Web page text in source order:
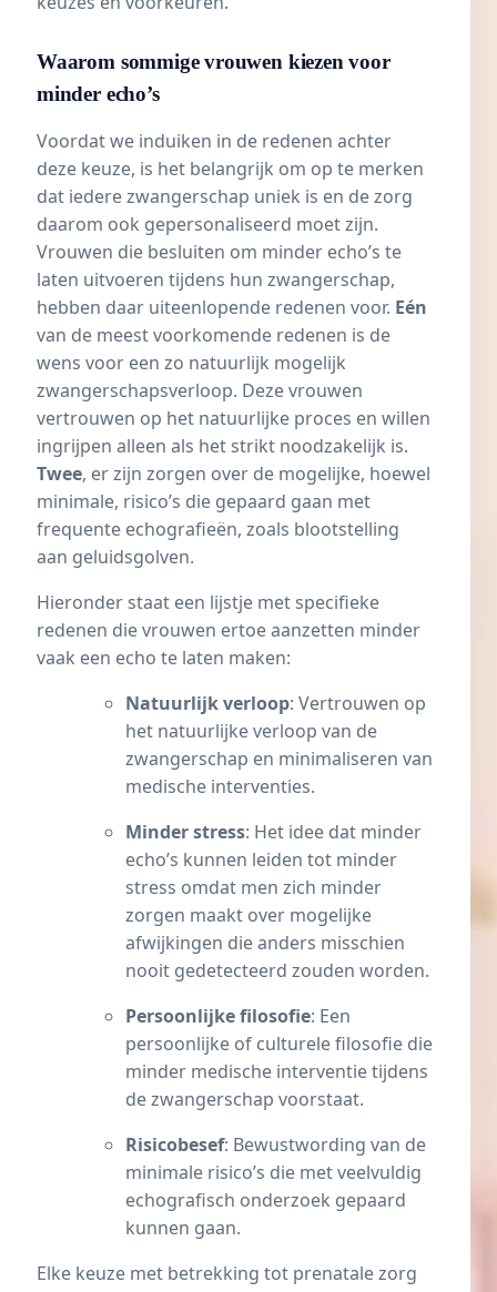
Waarom sommige vrouwen kiezen voor
minder echo’s
Voordat we induiken in de redenen achter
deze keuze, is het belangrijk om op te merken
dat iedere zwangerschap uniek is en de zorg
daarom ook gepersonaliseerd moet zijn.
Vrouwen die besluiten om minder echo’s te
laten uitvoeren tijdens hun zwangerschap,
hebben daar uiteenlopende redenen voor. Eén
van de meest voorkomende redenen is de
wens voor een zo natuurlijk mogelijk
zwangerschapsverloop. Deze vrouwen
vertrouwen op het natuurlijke proces en willen
ingrijpen alleen als het strikt noodzakelijk is.
Twee, er zijn zorgen over de mogelijke, hoewel
minimale, risico’s die gepaard gaan met
frequente echografieën, zoals blootstelling
aan geluidsgolven.
Hieronder staat een lijstje met specifieke
redenen die vrouwen ertoe aanzetten minder
vaak een echo te laten maken:
Natuurlijk verloop: Vertrouwen op
het natuurlijke verloop van de
zwangerschap en minimaliseren van
medische interventies.
Minder stress: Het idee dat minder
echo’s kunnen leiden tot minder
stress omdat men zich minder
zorgen maakt over mogelijke
afwijkingen die anders misschien
nooit gedetecteerd zouden worden.
Persoonlijke filosofie: Een
persoonlijke of culturele filosofie die
minder medische interventie tijdens
de zwangerschap voorstaat.
Risicobesef: Bewustwording van de
minimale risico’s die met veelvuldig
echografisch onderzoek gepaard
kunnen gaan.
Elke keuze met betrekking tot prenatale zorg